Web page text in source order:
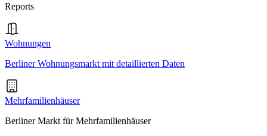
Reports
Wohnungen
Berliner Wohnungsmarkt mit detaillierten Daten
Mehrfamilienhäuser
Berliner Markt für Mehrfamilienhäuser